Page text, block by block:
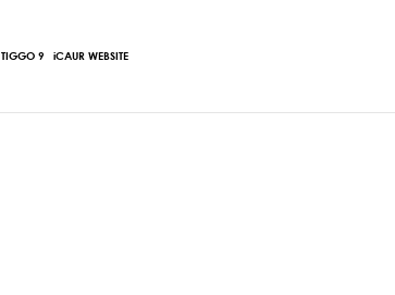
TIGGO 9 iCAUR WEBSITE